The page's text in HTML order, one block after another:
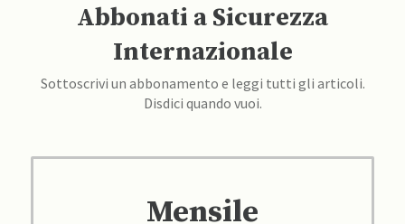
Abbonati a Sicurezza
Internazionale
Sottoscrivi un abbonamento e leggi tutti gli articoli.
Disdici quando vuoi.
Mensile